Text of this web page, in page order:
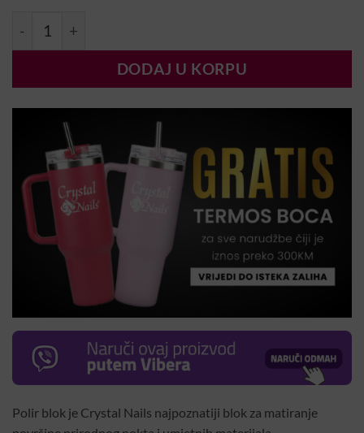
Polir blok bijeli 180/180 količina
DODAJ U KORPU
Polir blok je Crystal Nails najpoznatiji blok za matiranje